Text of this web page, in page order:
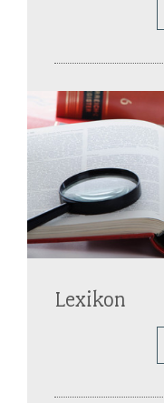
Lexikon